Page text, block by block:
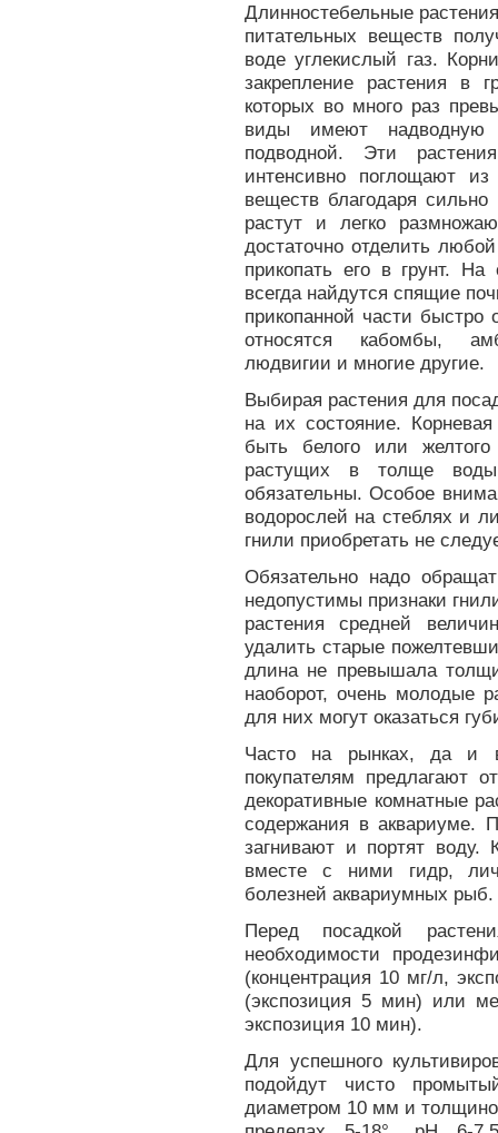
Длинностебельные
питательных веществ
воде углекислый газ.
закрепление растения в
которых во много раз
виды имеют надводную
подводной. Эти
интенсивно поглощают
веществ благодаря
растут и легко
достаточно отделить
прикопать его в грунт. На
всегда найдутся спящие
прикопанной части
относятся кабомбы,
людвигии и многие другие.
Выбирая растения для
на их состояние.
быть белого или
растущих в толще воды
обязательны. Особое
водорослей на стеблях и
гнили приобретать не
Обязательно надо
недопустимы признаки
растения средней
удалить старые
длина не превышала
наоборот, очень молодые
для них могут оказаться
Часто на рынках, да и в
покупателям предлагают
декоративные комнатные
содержания в аквариуме.
загнивают и портят воду.
вместе с ними гидр,
болезней аквариумных рыб.
Перед посадкой
необходимости
(концентрация 10 мг/л,
(экспозиция 5 мин) или
экспозиция 10 мин).
Для успешного
подойдут чисто
диаметром 10 мм и